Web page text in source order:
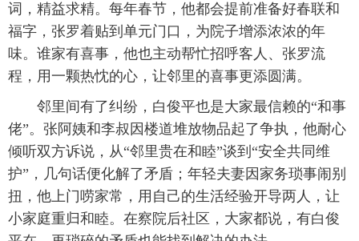
词，精益求精。每年春节，他都会提前准备好春联和
福字，张罗着贴到单元门口，为院子增添浓浓的年
味。谁家有喜事，他也主动帮忙招呼客人、张罗流
程，用一颗热忱的心，让邻里的喜事更添圆满。
邻里间有了纠纷，白俊平也是大家最信赖的“和事
佬”。张阿姨和李叔因楼道堆放物品起了争执，他耐心
倾听双方诉说，从“邻里贵在和睦”谈到“安全共同维
护”，几句话便化解了矛盾；年轻夫妻因家务琐事闹别
扭，他上门唠家常，用自己的生活经验开导两人，让
小家庭重归和睦。在察院后社区，大家都说，有白俊